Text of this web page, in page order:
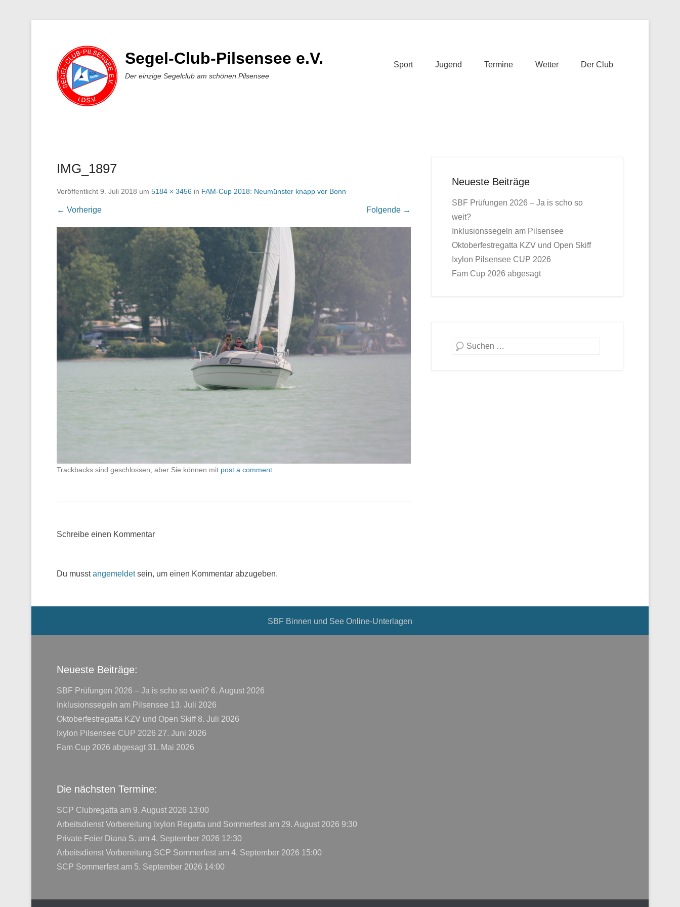
Segel-Club-Pilsensee e.V.
Der einzige Segelclub am schönen Pilsensee
Sport Jugend Termine Wetter Der Club
IMG_1897
Veröffentlicht 9. Juli 2018 um 5184 × 3456 in FAM-Cup 2018: Neumünster knapp vor Bonn
← Vorherige Folgende →
Trackbacks sind geschlossen, aber Sie können mit post a comment
Schreibe einen Kommentar
Du musstangemeldetsein, um einen Kommentar abzugeben.
Neueste Beiträge
SBF Prüfungen 2026 – Ja is scho so
weit?
Inklusionssegeln am Pilsensee
Oktoberfestregatta KZV und Open Skiff
Ixylon Pilsensee CUP 2026
Fam Cup 2026 abgesagt
Suche
SBF Binnen und See Online-Unterlagen
Neueste Beiträge:
SBF Prüfungen 2026 – Ja is scho so weit? 6. August 2026
Inklusionssegeln am Pilsensee 13. Juli 2026
Oktoberfestregatta KZV und Open Skiff 8. Juli 2026
Ixylon Pilsensee CUP 2026 27. Juni 2026
Fam Cup 2026 abgesagt 31. Mai 2026
Die nächsten Termine:
SCP Clubregatta am 9. August 2026 13:00
Arbeitsdienst Vorbereitung Ixylon Regatta und Sommerfest am 29. August 2026 9:30
Private Feier Diana S. am 4. September 2026 12:30
Arbeitsdienst Vorbereitung SCP Sommerfest am 4. September 2026 15:00
SCP Sommerfest am 5. September 2026 14:00